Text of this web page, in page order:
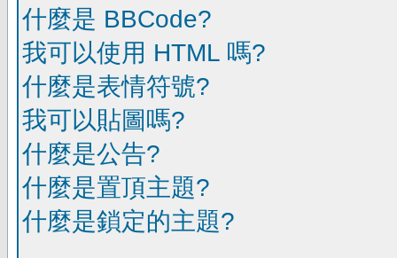
什麼是 BBCode?
我可以使用 HTML 嗎?
什麼是表情符號?
我可以貼圖嗎?
什麼是公告?
什麼是置頂主題?
什麼是鎖定的主題?